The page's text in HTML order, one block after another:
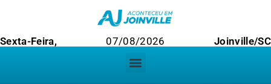
Sexta-Feira, 07/08/2026 Joinville/SC